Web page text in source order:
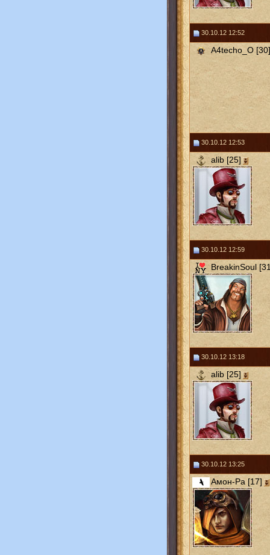
30.10.12 12:52
A4techo_O [30]
30.10.12 12:53
alib [25]
30.10.12 12:59
BreakinSoul
30.10.12 13:18
alib [25]
30.10.12 13:25
Амон-Ра [17]